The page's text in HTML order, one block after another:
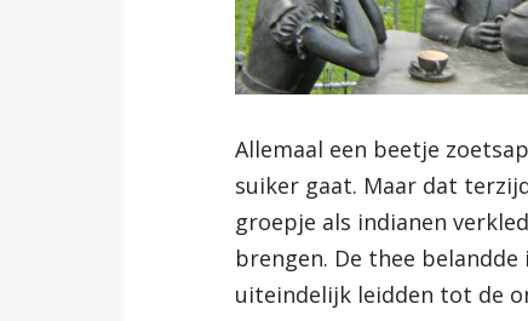
Allemaal een beetje
suiker gaat. Maar dat
groepje als indianen
brengen. De thee
uiteindelijk leidden tot de